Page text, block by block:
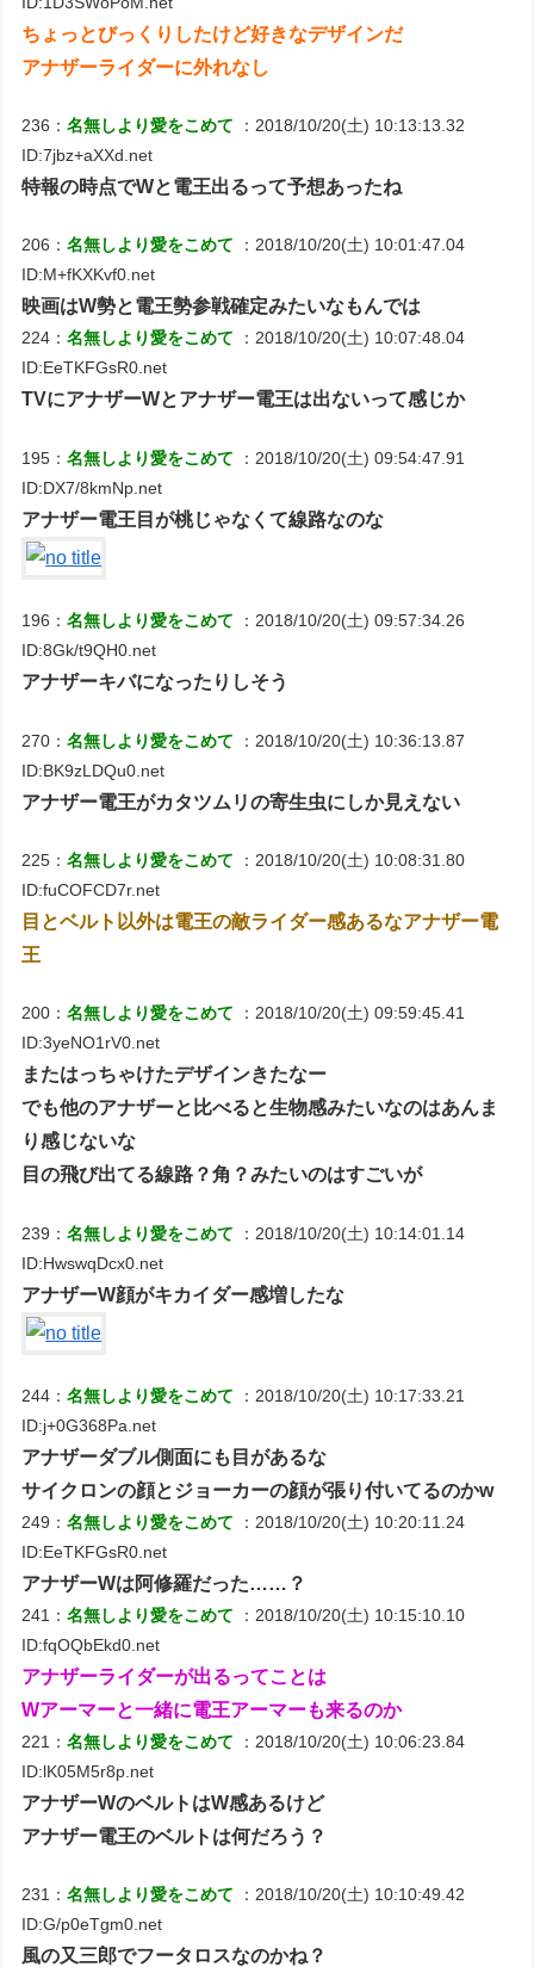
ちょっとびっくりしたけど好きなデザインだ
アナザーライダーに外れなし
236：名無しより愛をこめて
：2018/10/20(土) 10:13:13.32
ID:7jbz+aXXd.net
特報の時点でWと電王出るって予想あったね
206：名無しより愛をこめて
：2018/10/20(土) 10:01:47.04
ID:M+fKXKvf0.net
映画はW勢と電王勢参戦確定みたいなもんでは
224：名無しより愛をこめて
：2018/10/20(土) 10:07:48.04
ID:EeTKFGsR0.net
TVにアナザーWとアナザー電王は出ないって感じか
195：名無しより愛をこめて
：2018/10/20(土) 09:54:47.91
ID:DX7/8kmNp.net
アナザー電王目が桃じゃなくて線路なのな
196：名無しより愛をこめて
：2018/10/20(土) 09:57:34.26
ID:8Gk/t9QH0.net
アナザーキバになったりしそう
270：名無しより愛をこめて
：2018/10/20(土) 10:36:13.87
ID:BK9zLDQu0.net
アナザー電王がカタツムリの寄生虫にしか見えない
225：名無しより愛をこめて
：2018/10/20(土) 10:08:31.80
ID:fuCOFCD7r.net
目とベルト以外は電王の敵ライダー感あるなアナザー電
王
200：名無しより愛をこめて
：2018/10/20(土) 09:59:45.41
ID:3yeNO1rV0.net
またはっちゃけたデザインきたなー
でも他のアナザーと比べると生物感みたいなのはあんま
り感じないな
目の飛び出てる線路？角？みたいのはすごいが
239：名無しより愛をこめて
：2018/10/20(土) 10:14:01.14
ID:HwswqDcx0.net
アナザーW顔がキカイダー感増したな
244：名無しより愛をこめて
：2018/10/20(土) 10:17:33.21
ID:j+0G368Pa.net
アナザーダブル側面にも目があるな
サイクロンの顔とジョーカーの顔が張り付いてるのかw
249：名無しより愛をこめて
：2018/10/20(土) 10:20:11.24
ID:EeTKFGsR0.net
アナザーWは阿修羅だった……？
241：名無しより愛をこめて
：2018/10/20(土) 10:15:10.10
ID:fqOQbEkd0.net
アナザーライダーが出るってことは
Wアーマーと一緒に電王アーマーも来るのか
221：名無しより愛をこめて
：2018/10/20(土) 10:06:23.84
ID:lK05M5r8p.net
アナザーWのベルトはW感あるけど
アナザー電王のベルトは何だろう？
231：名無しより愛をこめて
：2018/10/20(土) 10:10:49.42
ID:G/p0eTgm0.net
風の又三郎でフータロスなのかね？